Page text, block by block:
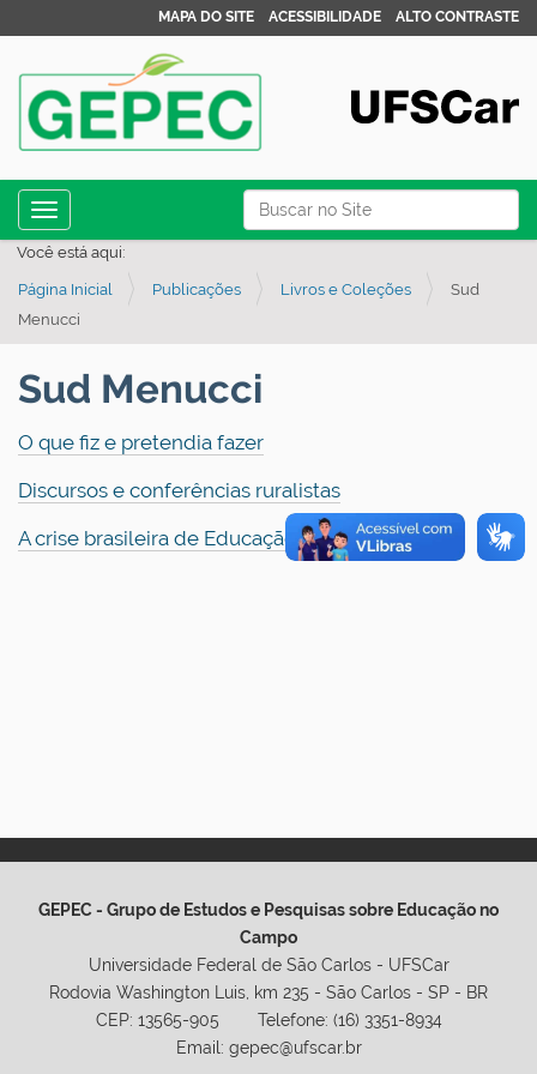
Busca
Busca Avançada…
MAPA DO SITE ACESSIBILIDADE ALTO CONTRASTE
Toggle navigation
Você está aqui:
Página Inicial Publicações Livros e Coleções
Sud
Menucci
Sud Menucci
O que fiz e pretendia fazer
Discursos e conferências ruralistas
A crise brasileira de Educação
GEPEC - Grupo de Estudos e Pesquisas sobre Educação no
Campo
Universidade Federal de São Carlos - UFSCar
Rodovia Washington Luis, km 235 - São Carlos - SP - BR
CEP: 13565-905 Telefone: (16) 3351-8934
Email: gepec@ufscar.br